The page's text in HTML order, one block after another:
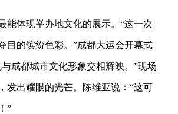
能体现举办地文化的展示。“这一次
目的缤纷色彩。”成都大运会开幕式
成都城市文化形象交相辉映。”现场
发出耀眼的光芒。陈维亚说：“这可
”